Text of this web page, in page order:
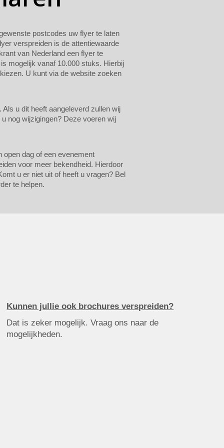
postcodes uw flyer te laten
verspreiden is de attentiewaarde
van Nederland een flyer te
mogelijk vanaf 10.000 stuks. Hierbij
U kunt via de website zoeken
u dit heeft aangeleverd zullen wij
nog wijzigingen? Deze voeren wij
open dag of een evenement
voor meer bekendheid. Hierdoor
u er niet uit of heeft u vragen? Bel
te helpen.
Kunnen jullie ook brochures verspreiden?
Dat is zeker mogelijk. Vraag ons naar de
mogelijkheden.